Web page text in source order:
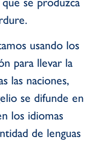
usando los
para llevar la
las naciones,
se difunde en
los idiomas
de lenguas